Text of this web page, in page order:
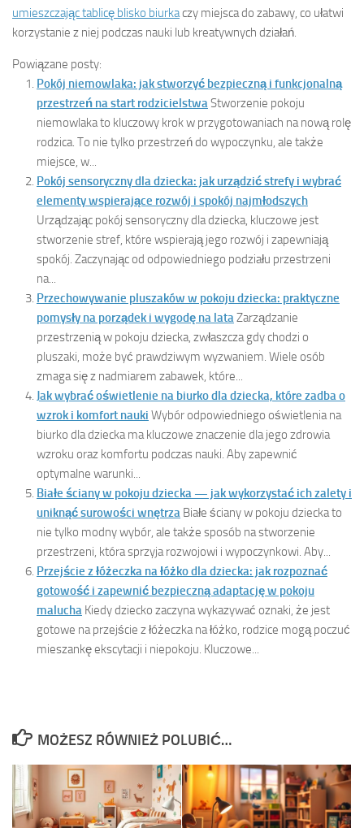
umieszczając tablicę blisko biurkaczy miejsca do zabawy, co ułatwi
korzystanie z niej podczas nauki lub kreatywnych działań.
Powiązane posty:
Pokój niemowlaka: jak stworzyć bezpieczną i funkcjonalną
przestrzeń na start rodzicielstwaStworzenie pokoju
niemowlaka to kluczowy krok w przygotowaniach na nową rolę
rodzica. To nie tylko przestrzeń do wypoczynku, ale także
miejsce, w...
Pokój sensoryczny dla dziecka: jak urządzić strefy i wybrać
elementy wspierające rozwój i spokój najmłodszych
Urządzając pokój sensoryczny dla dziecka, kluczowe jest
stworzenie stref, które wspierają jego rozwój i zapewniają
spokój. Zaczynając od odpowiedniego podziału przestrzeni
na...
Przechowywanie pluszaków w pokoju dziecka: praktyczne
pomysły na porządek i wygodę na lataZarządzanie
przestrzenią w pokoju dziecka, zwłaszcza gdy chodzi o
pluszaki, może być prawdziwym wyzwaniem. Wiele osób
zmaga się z nadmiarem zabawek, które...
Jak wybrać oświetlenie na biurko dla dziecka, które zadba o
wzrok i komfort nauki Wybór odpowiedniego oświetlenia na
biurko dla dziecka ma kluczowe znaczenie dla jego zdrowia
wzroku oraz komfortu podczas nauki. Aby zapewnić
optymalne warunki...
Białe ściany w pokoju dziecka — jak wykorzystać ich zalety i
uniknąć surowości wnętrza Białe ściany w pokoju dziecka to
nie tylko modny wybór, ale także sposób na stworzenie
przestrzeni, która sprzyja rozwojowi i wypoczynkowi. Aby...
Przejście z łóżeczka na łóżko dla dziecka: jak rozpoznać
gotowość i zapewnić bezpieczną adaptację w pokoju
malucha Kiedy dziecko zaczyna wykazywać oznaki, że jest
gotowe na przejście z łóżeczka na łóżko, rodzice mogą poczuć
mieszankę ekscytacji i niepokoju. Kluczowe...
MOŻESZ RÓWNIEŻ POLUBIĆ…